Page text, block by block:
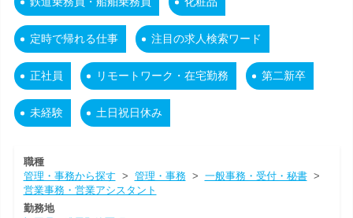
定時で帰れる仕事 注目の求人検索ワード
正社員 リモートワーク・在宅勤務 第二新卒
未経験 土日祝日休み
職種
管理・事務から探す > 管理・事務> 一般事務・受付・秘書>
営業事務・営業アシスタント
勤務地